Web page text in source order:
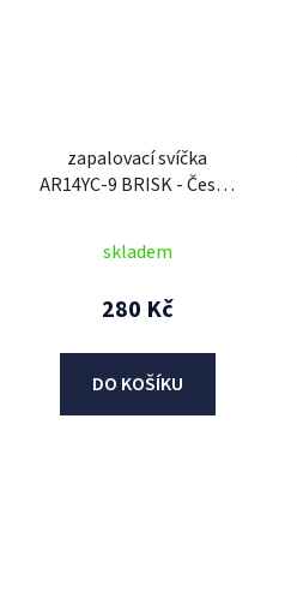
zapalovací svíčka
AR14YC-9 BRISK - Česká
skladem
280 Kč
DO KOŠÍKU